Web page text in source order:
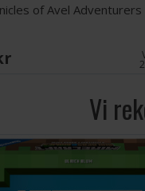
of Avel
Vi